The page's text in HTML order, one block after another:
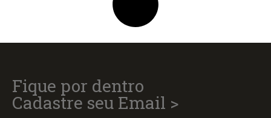
Fique por dentro
Cadastre seu Email >